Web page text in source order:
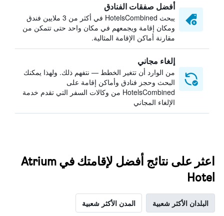
أفضل صفقات الفنادق
يبحث HotelsCombined في أكثر من 3 ملايين فندق
ومكان إقامة ويجمعهم في مكان واحد حتى تتمكن من
مقارنة أماكن الإقامة المثالية.
إلغاء مجاني
من الوارد أن تتغير الخطط — نتفهم ذلك. ولهذا يمكنك
البحث وحجز فنادق وأماكن إقامة على
HotelsCombined من وكالات السفر التي تقدم خدمة
الإلغاء المجاني
اعثر على نتائج أفضل لإقامتك في Atrium
Hotel
البلدان الأكثر شعبية المدن الأكثر شعبية